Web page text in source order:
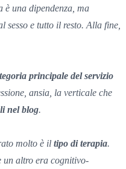
è una dipendenza, ma
sesso e tutto il resto. Alla fine,
principale del servizio
ansia, la verticale che
nel blog.
molto è il tipo di terapia.
un altro era cognitivo-